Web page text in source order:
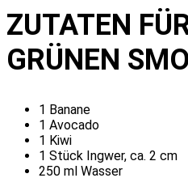
ZUTATEN
GRÜNEN
1 Banane
1 Avocado
1 Kiwi
1 Stück Ingwer, ca. 2 cm
250 ml Wasser